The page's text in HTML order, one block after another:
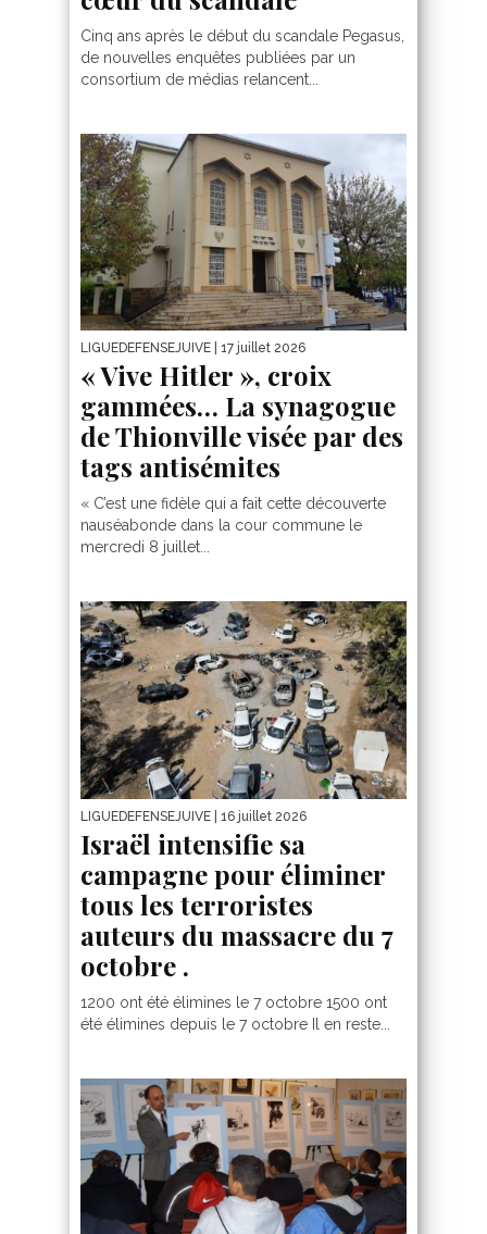
Cinq ans après le début du scandale Pegasus,
de nouvelles enquêtes publiées par un
consortium de médias relancent...
LIGUEDEFENSEJUIVE | 17 juillet 2026
« Vive Hitler », croix
gammées… La synagogue
de Thionville visée par des
tags antisémites
« C’est une fidèle qui a fait cette découverte
nauséabonde dans la cour commune le
mercredi 8 juillet...
LIGUEDEFENSEJUIVE | 16 juillet 2026
Israël intensifie sa
campagne pour éliminer
tous les terroristes
auteurs du massacre du 7
octobre .
1200 ont été élimines le 7 octobre 1500 ont
été élimines depuis le 7 octobre Il en reste...